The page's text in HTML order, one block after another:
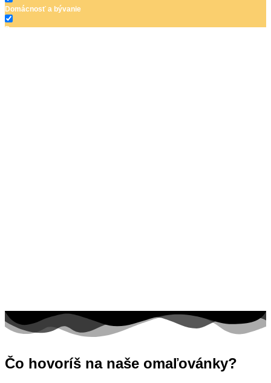
Domácnosť a bývanie
Doprava
Zima a Vianoce
Zvieratá a príroda
Čo hovoríš na naše omaľovánky?